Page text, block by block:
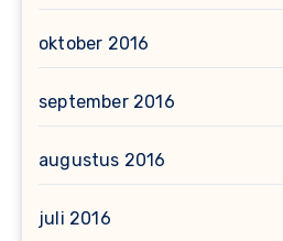
oktober 2016
september 2016
augustus 2016
juli 2016